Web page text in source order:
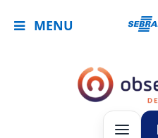
MENU